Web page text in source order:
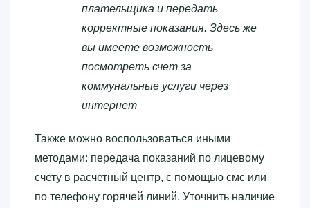
плательщика и передать
корректные показания. Здесь же
вы имеете возможность
посмотреть счет за
коммунальные услуги через
интернет
Также можно воспользоваться иными
методами: передача показаний по лицевому
счету в расчетный центр, с помощью смс или
по телефону горячей линий. Уточнить наличие